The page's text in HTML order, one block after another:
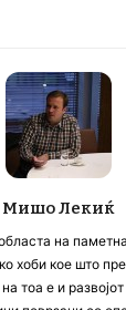
Мишо Лекиќ
на
хоби кое што
тоа е и